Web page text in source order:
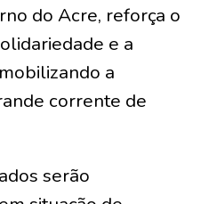
do Acre, reforça o
e a
a
corrente de
serão